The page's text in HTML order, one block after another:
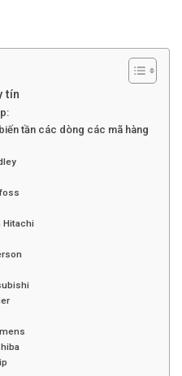
tín
tần các dòng các mã hàng
Hitachi